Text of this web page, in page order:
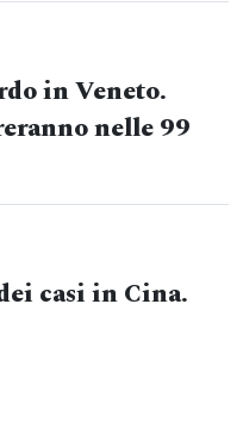
in Veneto.
nelle 99
casi in Cina.